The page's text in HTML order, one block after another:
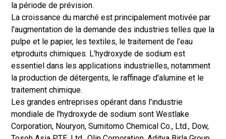
la période de prévision.
La croissance du marché est principalement motivée par
l'augmentation de la demande des industries telles que la
pulpe et le papier, les textiles, le traitement de l'eau
etproduits chimiques. L'hydroxyde de sodium est
essentiel dans les applications industrielles, notamment
la production de détergents, le raffinage d'alumine et le
traitement chimique.
Les grandes entreprises opérant dans l'industrie
mondiale de l'hydroxyde de sodium sont Westlake
Corporation, Nouryon, Sumitomo Chemical Co., Ltd., Dow,